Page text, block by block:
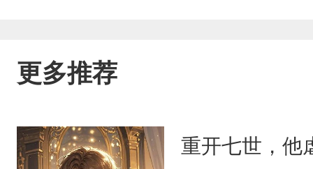
更多推荐
重开七世，他